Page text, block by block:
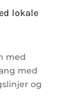
lokale
med
med
og